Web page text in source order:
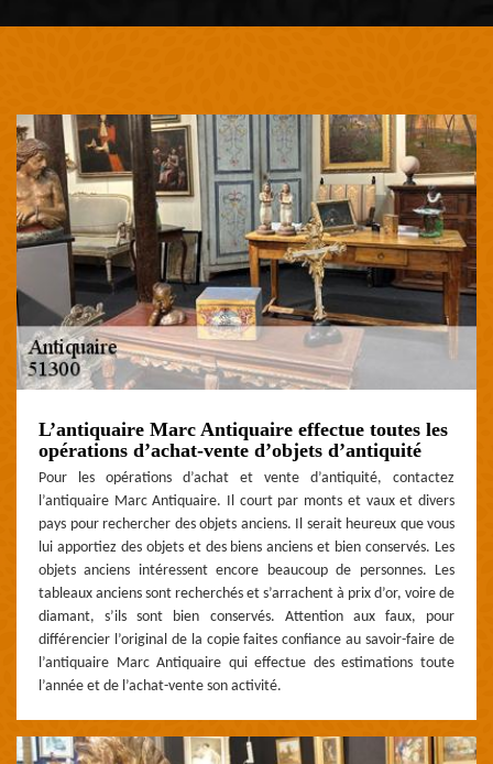
L’antiquaire Marc Antiquaire effectue toutes les
opérations d’achat-vente d’objets d’antiquité
Pour les opérations d’achat et vente d’antiquité, contactez
l’antiquaire Marc Antiquaire. Il court par monts et vaux et divers
pays pour rechercher des objets anciens. Il serait heureux que vous
lui apportiez des objets et des biens anciens et bien conservés. Les
objets anciens intéressent encore beaucoup de personnes. Les
tableaux anciens sont recherchés et s’arrachent à prix d’or, voire de
diamant, s’ils sont bien conservés. Attention aux faux, pour
différencier l’original de la copie faites confiance au savoir-faire de
l’antiquaire Marc Antiquaire qui effectue des estimations toute
l’année et de l’achat-vente son activité.